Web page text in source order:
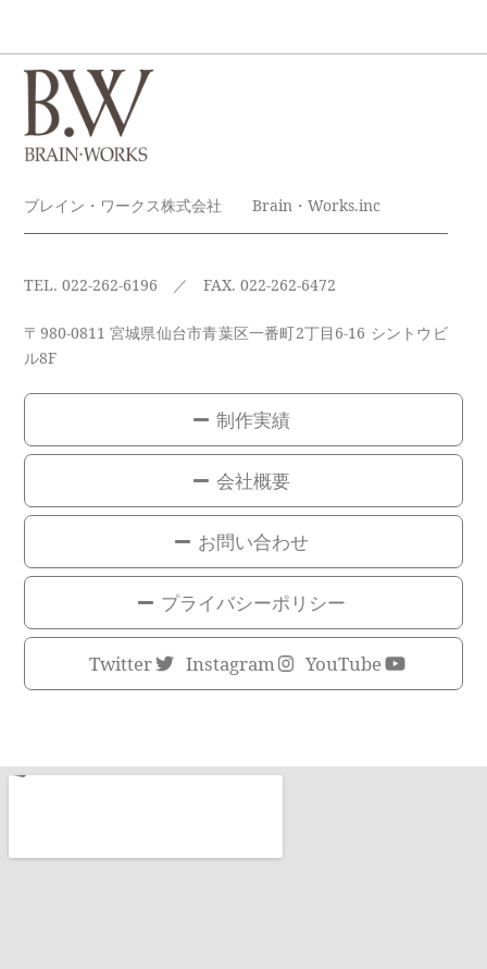
ブレイン・ワークス株式会社 Brain・Works.inc
TEL. 022-262-6196 ／ FAX. 022-262-6472
〒980-0811 宮城県仙台市青葉区一番町2丁目6-16 シントウビ
ル8F
制作実績
会社概要
お問い合わせ
プライバシーポリシー
Twitter Instagram YouTube